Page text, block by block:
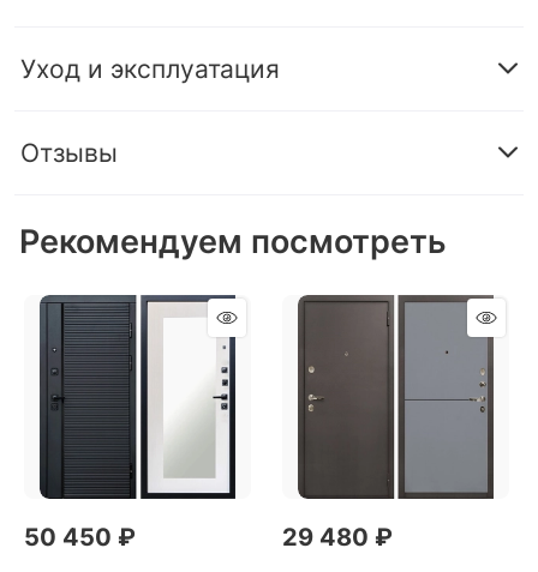
Уход и эксплуатация
Отзывы
Рекомендуем посмотреть
50 450 ₽ 29 480 ₽